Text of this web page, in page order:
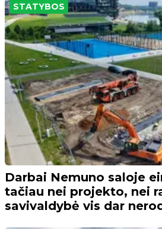
STATYBOS
Darbai Nemuno saloje
tačiau nei projekto, nei
savivaldybė vis dar